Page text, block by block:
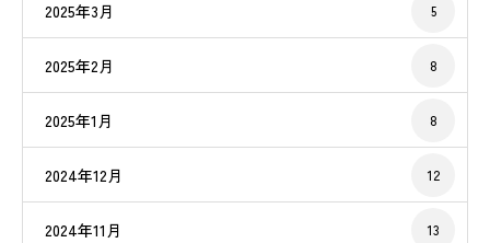
2025年3月 5
2025年2月 8
2025年1月 8
2024年12月 12
2024年11月 13